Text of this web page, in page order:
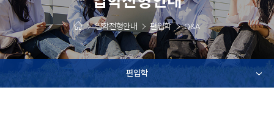
입학전형안내 편입학 Q&A
편입학